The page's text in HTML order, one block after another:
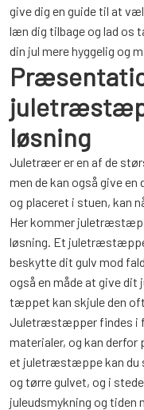
give dig en guide til at
læn dig tilbage og lad os
din jul mere hyggelig og
løsning
Juletræer er en af de
men de kan også give
og placeret i stuen, kan
Her kommer
løsning. Et
beskytte dit gulv mod
også en måde at give dit
tæppet kan skjule den
Juletræstæpper findes i
materialer, og kan
et juletræstæppe kan du
og tørre gulvet, og i
juleudsmykning og tiden